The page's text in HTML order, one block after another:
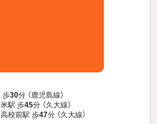
歩30分 （鹿児島線）
駅 歩45分 （久大線）
校前駅 歩47分 （久大線）